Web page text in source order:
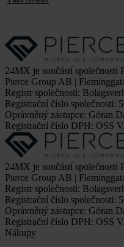
24MX je součástí společnosti
Pierce Group AB |
Registr společností:
Registrační číslo společnosti:
Oprávněný zástupce: Göran
Registrační číslo DPH: OSS
24MX je součástí společnosti
Pierce Group AB |
Registr společností:
Registrační číslo společnosti:
Oprávněný zástupce: Göran
Registrační číslo DPH: OSS
Nákupy